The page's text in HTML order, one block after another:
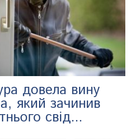
довела вину
який зачинив
свід...